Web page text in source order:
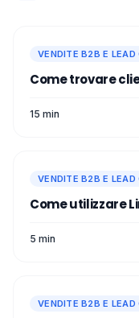
VENDITE B2B E LEAD
Come trovare
15 min
VENDITE B2B E LEAD
Come utilizzare
5 min
VENDITE B2B E LEAD